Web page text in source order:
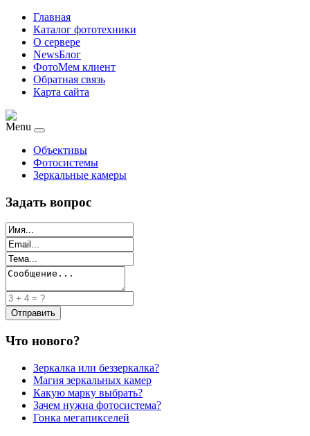
Главная
Каталог фототехники
О сервере
NewsБлог
ФотоМем клиент
Обратная связь
Карта сайта
Menu
Объективы
Фотосистемы
Зеркальные камеры
Задать вопрос
Что нового?
Зеркалка или беззеркалка?
Магия зеркальных камер
Какую марку выбрать?
Зачем нужна фотосистема?
Гонка мегапикселей